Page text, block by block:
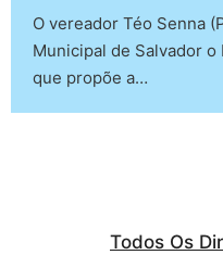
O vereador Téo Senna
Municipal de Salvador o
que propõe a…
Todos Os